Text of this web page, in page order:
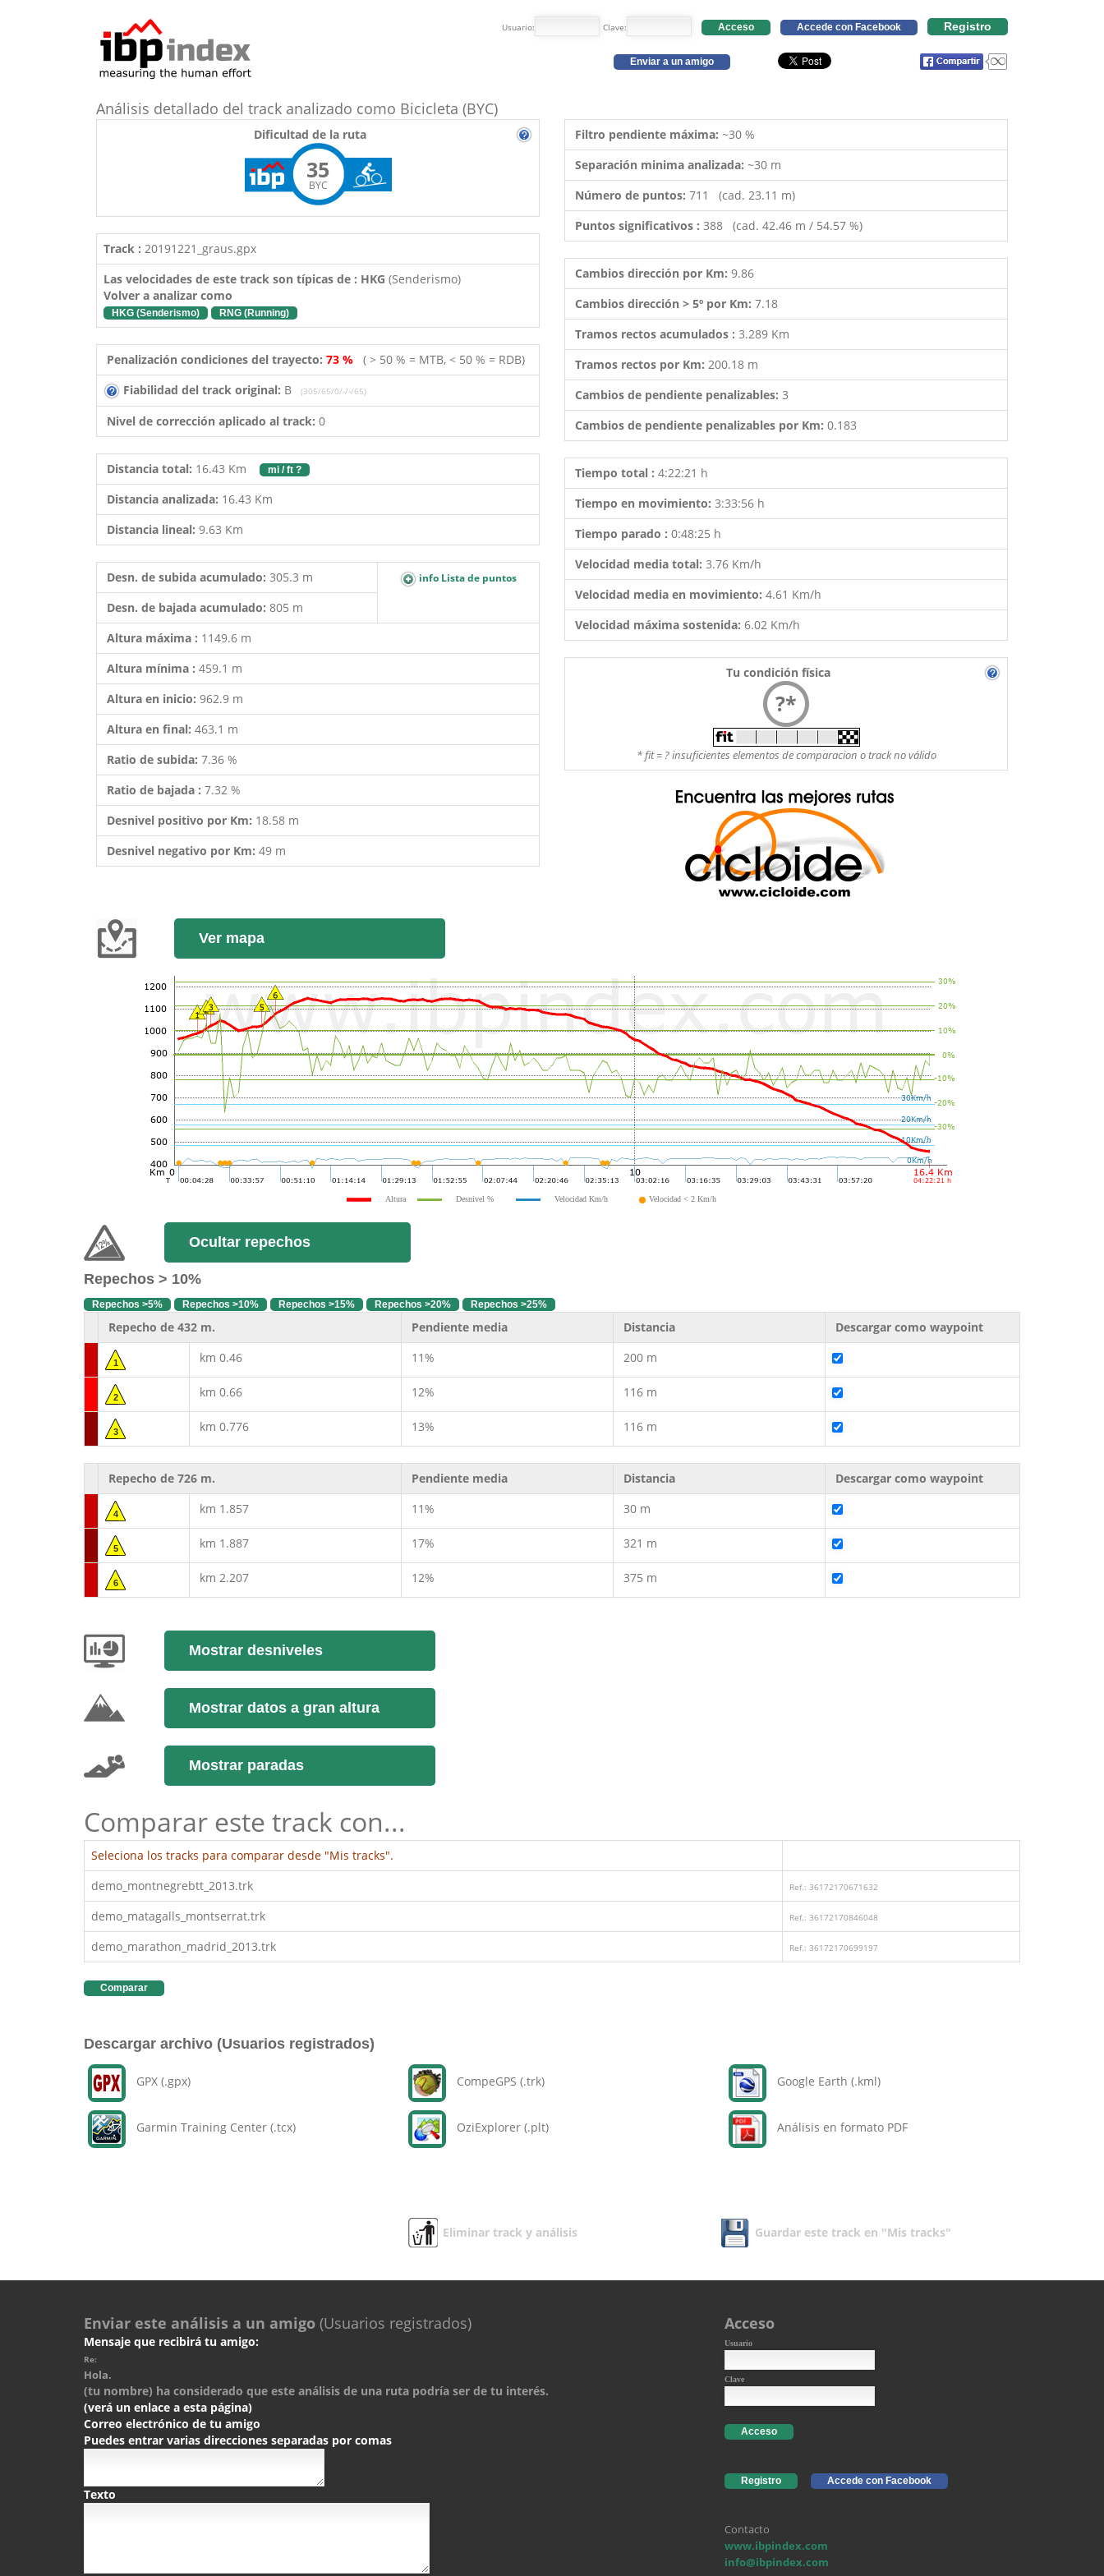
Usuario: Clave: Acceso Accede con Facebook Registro
Enviar a un amigo
Análisis detallado del track analizado como Bicicleta (BYC)
Dificultad de la ruta
35
BYC
Track : 20191221_graus.gpx
Las velocidades de este track son típicas de : HKG (Senderismo)
Volver a analizar como
HKG (Senderismo) RNG (Running)
Penalización condiciones del trayecto: 73 % ( > 50 % = MTB, < 50 % = RDB)
Fiabilidad del track original: B (305/65/0/-/-/65)
Nivel de corrección aplicado al track: 0
Distancia total: 16.43 Km mi / ft ?
Distancia analizada: 16.43 Km
Distancia lineal: 9.63 Km
Desn. de subida acumulado: 305.3 m info Lista de puntos
Desn. de bajada acumulado: 805 m
Altura máxima : 1149.6 m
Altura mínima : 459.1 m
Altura en inicio: 962.9 m
Altura en final: 463.1 m
Ratio de subida: 7.36 %
Ratio de bajada : 7.32 %
Desnivel positivo por Km: 18.58 m
Desnivel negativo por Km: 49 m
Filtro pendiente máxima: ~30 %
Separación minima analizada: ~30 m
Número de puntos: 711 (cad. 23.11 m)
Puntos significativos : 388 (cad. 42.46 m / 54.57 %)
Cambios dirección por Km: 9.86
Cambios dirección > 5º por Km: 7.18
Tramos rectos acumulados : 3.289 Km
Tramos rectos por Km: 200.18 m
Cambios de pendiente penalizables: 3
Cambios de pendiente penalizables por Km: 0.183
Tiempo total : 4:22:21 h
Tiempo en movimiento: 3:33:56 h
Tiempo parado : 0:48:25 h
Velocidad media total: 3.76 Km/h
Velocidad media en movimiento: 4.61 Km/h
Velocidad máxima sostenida: 6.02 Km/h
Tu condición física
?*
* fit = ? insuficientes elementos de comparacion o track no válido
Ver mapa
Altura Desnivel % Velocidad Km/h Velocidad < 2 Km/h
Ocultar repechos
Repechos > 10%
Repechos >5% Repechos >10% Repechos >15% Repechos >20% Repechos >25%
Repecho de 432 m. Pendiente media Distancia Descargar como waypoint
1 km 0.46 11% 200 m
2 km 0.66 12% 116 m
3 km 0.776 13% 116 m
Repecho de 726 m. Pendiente media Distancia Descargar como waypoint
4 km 1.857 11% 30 m
5 km 1.887 17% 321 m
6 km 2.207 12% 375 m
Mostrar desniveles
Mostrar datos a gran altura
Mostrar paradas
Comparar este track con...
Seleciona los tracks para comparar desde "Mis tracks".
demo_montnegrebtt_2013.trk
Ref.: 36172170671632
demo_matagalls_montserrat.trk Ref.: 36172170846048
demo_marathon_madrid_2013.trk Ref.: 36172170699197
Comparar
Descargar archivo (Usuarios registrados)
GPX (.gpx)
Garmin Training Center (.tcx)
CompeGPS (.trk)
OziExplorer (.plt)
Google Earth (.kml)
Análisis en formato PDF
Eliminar track y análisis Guardar este track en "Mis tracks"
Enviar este análisis a un amigo (Usuarios registrados)
Mensaje que recibirá tu amigo:
Re:
Hola.
(tu nombre) ha considerado que este análisis de una ruta podría ser de tu interés.
(verá un enlace a esta página)
Correo electrónico de tu amigo
Puedes entrar varias direcciones separadas por comas
Texto
Acceso
Usuario
Clave
Acceso
Registro Accede con Facebook
Contacto
www.ibpindex.com
info@ibpindex.com